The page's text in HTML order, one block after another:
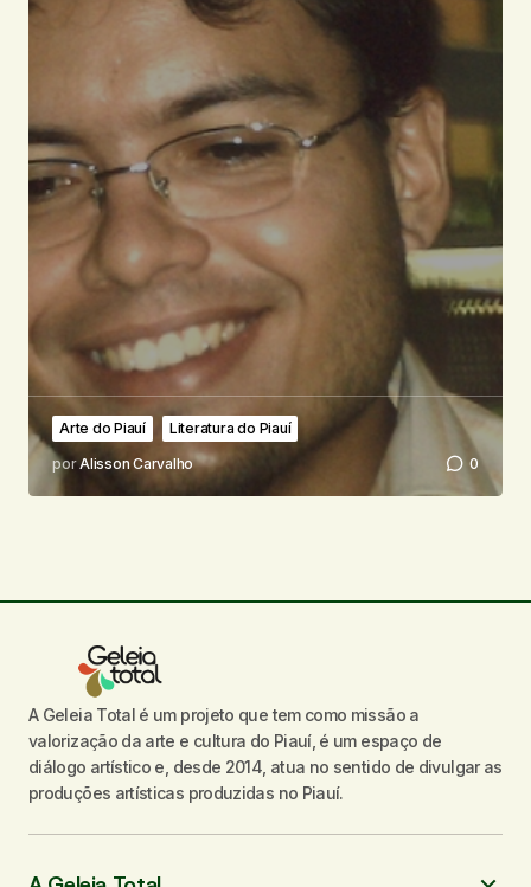
Arte do Piauí
Literatura do Piauí
porAlisson Carvalho 0
A Geleia Total é um projeto que tem como missão a
valorização da arte e cultura do Piauí, é um espaço de
diálogo artístico e, desde 2014, atua no sentido de divulgar as
produções artísticas produzidas no Piauí.